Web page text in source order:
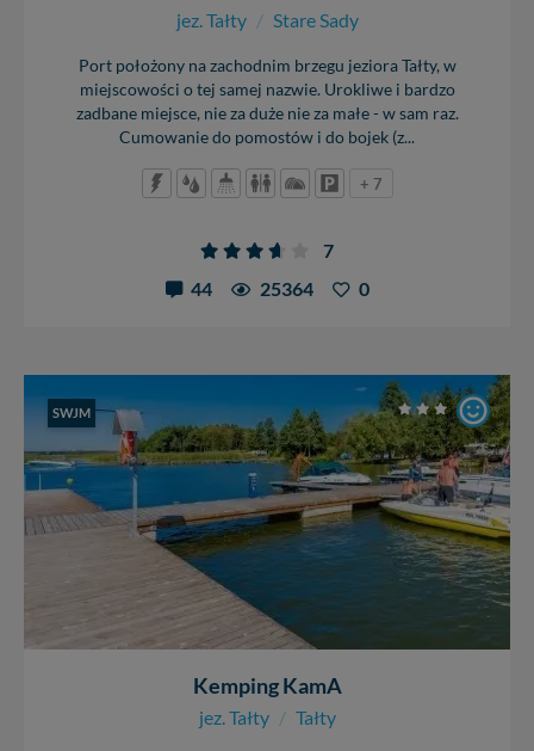
jez. Tałty / Stare Sady
Port położony na zachodnim brzegu jeziora Tałty, w
miejscowości o tej samej nazwie. Urokliwe i bardzo
zadbane miejsce, nie za duże nie za małe - w sam raz.
Cumowanie do pomostów i do bojek (z...
+ 7
7
44
25364 0
SWJM
Kemping KamA
jez. Tałty / Tałty